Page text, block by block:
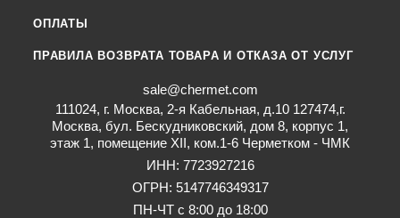
ОПЛАТЫ
ПРАВИЛА ВОЗВРАТА ТОВАРА И ОТКАЗА ОТ УСЛУГ
sale@chermet.com
111024, г. Москва, 2-я Кабельная, д.10 127474,г.
Москва, бул. Бескудниковский, дом 8, корпус 1,
этаж 1, помещение XII, ком.1-6 Черметком - ЧМК
ИНН: 7723927216
ОГРН: 5147746349317
ПН-ЧТ с 8:00 до 18:00